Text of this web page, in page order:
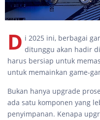
D i 2025 ini, berbagai
ditunggu akan hadir
harus bersiap untuk
untuk memainkan game-
Bukan hanya upgrade
ada satu komponen yang
penyimpanan. Kenapa